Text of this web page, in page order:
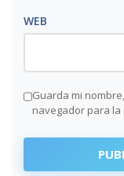
WEB
Guarda mi
navegador para la